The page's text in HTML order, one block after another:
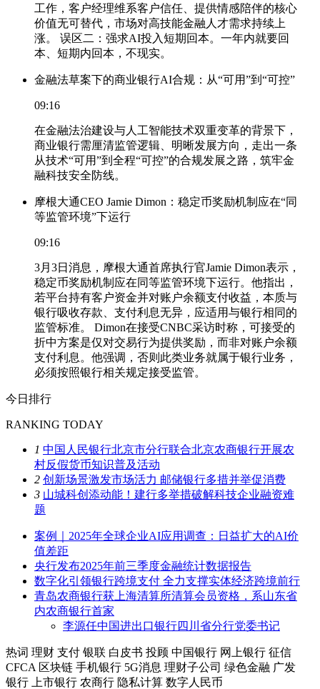
工作，客户经理维系客户信任、提供情感陪伴的核心
价值无可替代，市场对高技能金融人才需求持续上
涨。 误区二：强求AI投入短期回本。一年内就要回
本、短期内回本，不现实。
金融法草案下的商业银行AI合规：从“可用”到“可控”
09:16
在金融法治建设与人工智能技术双重变革的背景下，
商业银行需厘清监管逻辑、明晰发展方向，走出一条
从技术“可用”到全程“可控”的合规发展之路，筑牢金
融科技安全防线。
摩根大通CEO Jamie Dimon：稳定币奖励机制应在“同
等监管环境”下运行
09:16
3月3日消息，摩根大通首席执行官Jamie Dimon表示，
稳定币奖励机制应在同等监管环境下运行。他指出，
若平台持有客户资金并对账户余额支付收益，本质与
银行吸收存款、支付利息无异，应适用与银行相同的
监管标准。 Dimon在接受CNBC采访时称，可接受的
折中方案是仅对交易行为提供奖励，而非对账户余额
支付利息。他强调，否则此类业务就属于银行业务，
必须按照银行相关规定接受监管。
今日排行
RANKING TODAY
1 中国人民银行北京市分行联合北京农商银行开展农
村反假货币知识普及活动
2 创新场景激发市场活力 邮储银行多措并举促消费
3 山城科创添动能！建行多举措破解科技企业融资难
题
案例｜2025年全球企业AI应用调查：日益扩大的AI价
值差距
央行发布2025年前三季度金融统计数据报告
数字化引领银行跨境支付 全力支撑实体经济跨境前行
青岛农商银行获上海清算所清算会员资格，系山东省
内农商银行首家
李源任中国进出口银行四川省分行党委书记
热词 理财 支付 银联 白皮书 投顾 中国银行 网上银行 征信
CFCA 区块链 手机银行 5G消息 理财子公司 绿色金融 广发
银行
上市银行 农商行 隐私计算 数字人民币